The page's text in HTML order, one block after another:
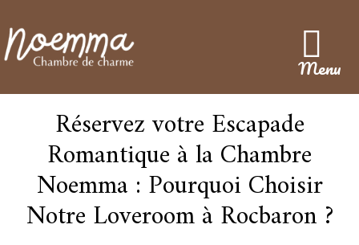
Menu
Réservez votre Escapade
Romantique à la Chambre
Noemma : Pourquoi Choisir
Notre Loveroom à Rocbaron ?